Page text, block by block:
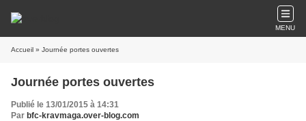
MENU
Accueil » Journée portes ouvertes
Journée portes ouvertes
Publié le 13/01/2015 à 14:31
Par bfc-kravmaga.over-blog.com